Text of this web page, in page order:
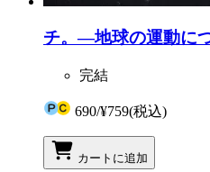
チ。―地球の運動に
完結
690/¥759(税込)
カートに追加